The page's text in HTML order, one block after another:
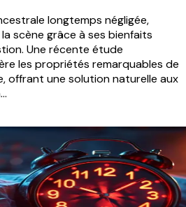
longtemps négligée,
scène grâce à ses bienfaits
Une récente étude
les propriétés remarquables de
offrant une solution naturelle aux